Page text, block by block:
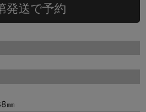
発送で予約
㎜